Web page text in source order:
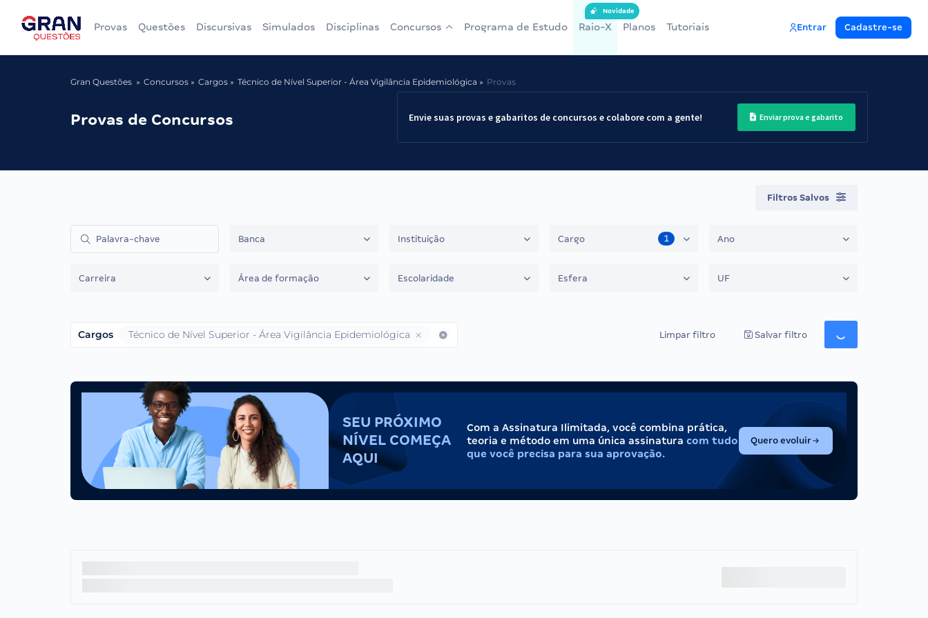
Provas Questões Discursivas Simulados Disciplinas Concursos Programa de Estudo Raio-X
Novidade
Planos Tutoriais Entrar Cadastre-se
Gran Questões Concursos Cargos Técnico de Nível Superior - Área Vigilância Epidemiológica Provas
Provas de Concursos Envie suas provas e gabaritos de concursos e colabore com a gente! Enviar prova e gabarito
Filtros Salvos
Banca Instituição Cargo 1 Ano
Carreira Área de formação Escolaridade Esfera UF
Cargos Técnico de Nível Superior - Área Vigilância Epidemiológica Limpar filtro Salvar filtro
SEU PRÓXIMO
NÍVEL COMEÇA
AQUI
Com a Assinatura Ilimitada, você combina prática,
teoria e método em uma única assinatura com tudo
que você precisa para sua aprovação.
Quero evoluir(abre em nova aba)